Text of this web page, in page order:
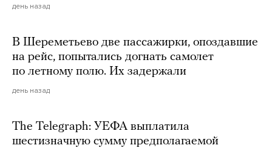
день назад
В Шереметьево две пассажирки, опоздавшие
на рейс, попытались догнать самолет
по летному полю. Их задержали
день назад
The Telegraph: УЕФА выплатила
шестизначную сумму предполагаемой